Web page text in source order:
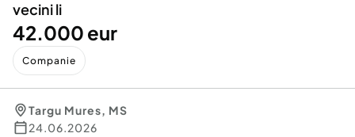
vecini li
42.000 eur
Companie
Targu Mures, MS
24.06.2026